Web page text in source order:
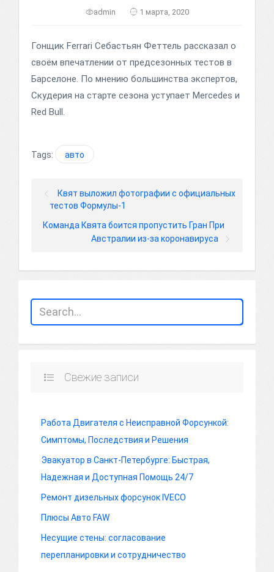
admin 1 марта, 2020
Гонщик Ferrari Себастьян Феттель рассказал о
своём впечатлении от предсезонных тестов в
Барселоне. По мнению большинства экспертов,
Скудерия на старте сезона уступает Mercedes и
Red Bull.
Tags: авто
Квят выложил фотографии с официальных
тестов Формулы-1
Команда Квята боится пропустить Гран При
Австралии из-за коронавируса
Свежие записи
Работа Двигателя с Неисправной Форсункой:
Симптомы, Последствия и Решения
Эвакуатор в Санкт-Петербурге: Быстрая,
Надежная и Доступная Помощь 24/7
Ремонт дизельных форсунок IVECO
Плюсы Авто FAW
Несущие стены: согласование
перепланировки и сотрудничество